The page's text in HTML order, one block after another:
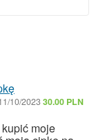
10/202330.00 PLN
moje